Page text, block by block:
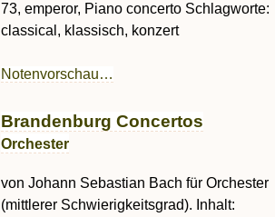
73, emperor, Piano concerto Schlagworte:
classical, klassisch, konzert
Notenvorschau…
Brandenburg Concertos
Orchester
von Johann Sebastian Bach für Orchester
(mittlerer Schwierigkeitsgrad). Inhalt: